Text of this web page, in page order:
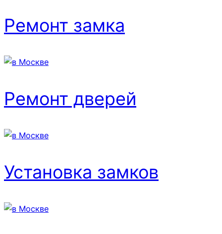
Ремонт замка
Ремонт дверей
Установка замков